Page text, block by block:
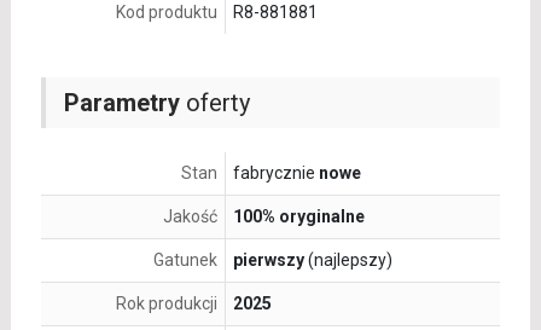
Parametryoferty
Stan fabrycznie nowe
Jakość 100% oryginalne
Gatunek pierwszy(najlepszy)
Rok produkcji 2025
Kod produktu R8-881881